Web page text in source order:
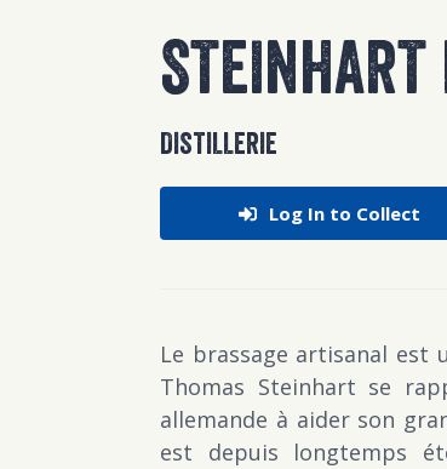
DISTILLERIE
Log In to Collect
Le brassage artisanal est
Thomas Steinhart se
allemande à aider son
est depuis longtemps